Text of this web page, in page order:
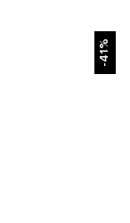
-41%